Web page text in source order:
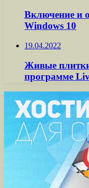
Включение и
Windows 10
19.04.2022
Живые
программе